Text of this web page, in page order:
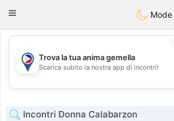
PhilippinesChat
Toggle
Mode
💖
💕
Trova la tua anima gemella
Scarica subito la nostra app di incontri!
Incontri Donna Calabarzon